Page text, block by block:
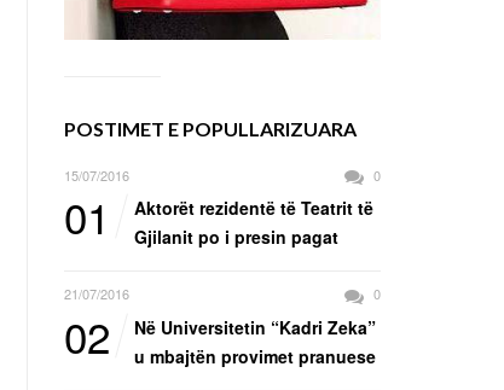
POSTIMET E POPULLARIZUARA
15/07/2016 0
01
Aktorët rezidentë të Teatrit të
Gjilanit po i presin pagat
21/07/2016 0
02
Në Universitetin “Kadri Zeka”
u mbajtën provimet pranuese